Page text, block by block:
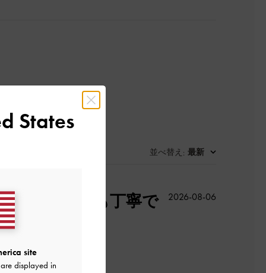
並べ替え : 最新
した。 梱包も丁寧で
公
2026-08-06
States
site
displayed in